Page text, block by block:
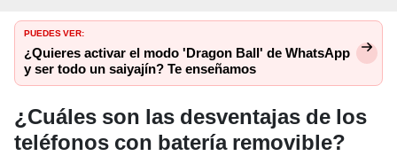
PUEDES VER:
¿Quieres activar el modo 'Dragon Ball' de WhatsApp
y ser todo un saiyajín? Te enseñamos
¿Cuáles son las desventajas de los
teléfonos con batería removible?